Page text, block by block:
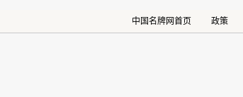
中国名牌网首页 政策